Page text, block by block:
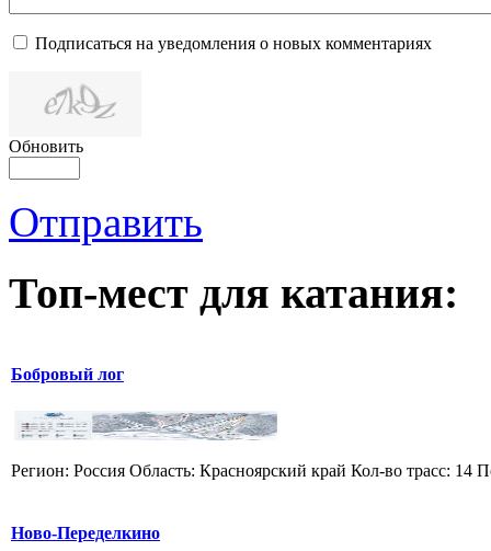
Подписаться на уведомления о новых комментариях
Обновить
Отправить
Топ-мест для катания:
Бобровый лог
Регион: Россия Область: Красноярский край Кол-во трасс:
Ново-Переделкино